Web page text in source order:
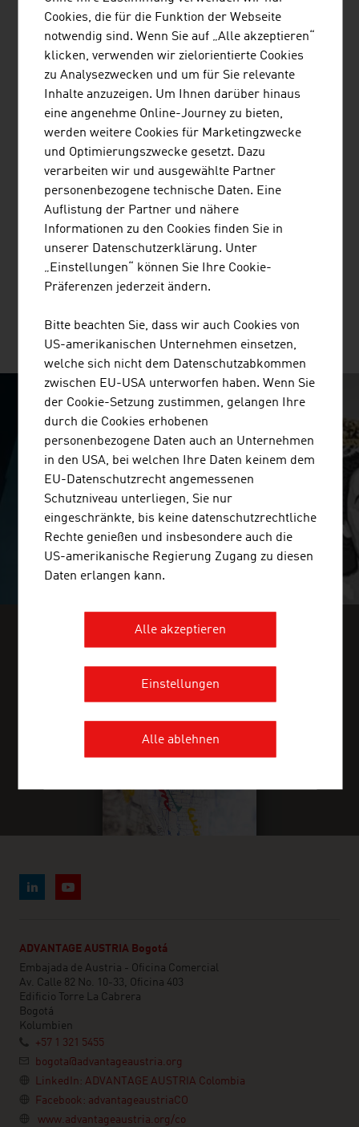
Das Familienunternehmen wurde vor knapp 75 Jahren
gegründet und beschäftigt sich mit dem Bedrucken und
der Konfektion von technischen Textilien.
BUSINESS UPPER AUSTRIA - OÖ
WIRTSCHAFTSAGENTUR GMBH
Business Upper Austria ist die Standortagentur des
MEHR UNTERNEHMEN
SURPRISINGLY INGENIOUS
video abspielen
FINDEN SIE BRANCHENINFOS IN
UNSEREM FRESH VIEW MAGAZIN
ADVANTAGE AUSTRIA Bogotá
Embajada de Austria - Oficina Comercial
Av. Calle 82 No. 10-33, Oficina 403
Edificio Torre La Cabrera
Bogotá
Kolumbien
+57 1 321 5455
bogota@advantageaustria.org
LinkedIn: ADVANTAGE AUSTRIA Colombia
Facebook: advantageaustriaCO
www.advantageaustria.org/co
Cookies, die für die Funktion der Webseite
notwendig sind. Wenn Sie auf „Alle akzeptieren“
klicken, verwenden wir zielorientierte Cookies
zu Analysezwecken und um für Sie relevante
Inhalte anzuzeigen. Um Ihnen darüber hinaus
eine angenehme Online-Journey zu bieten,
werden weitere Cookies für Marketingzwecke
und Optimierungszwecke gesetzt. Dazu
verarbeiten wir und ausgewählte Partner
personenbezogene technische Daten. Eine
Auflistung der Partner und nähere
Informationen zu den Cookies finden Sie in
unserer Datenschutzerklärung. Unter
„Einstellungen“ können Sie Ihre Cookie-
Präferenzen jederzeit ändern.
Bitte beachten Sie, dass wir auch Cookies von
US-amerikanischen Unternehmen einsetzen,
welche sich nicht dem Datenschutzabkommen
zwischen EU-USA unterworfen haben. Wenn Sie
der Cookie-Setzung zustimmen, gelangen Ihre
durch die Cookies erhobenen
personenbezogene Daten auch an Unternehmen
in den USA, bei welchen Ihre Daten keinem dem
EU-Datenschutzrecht angemessenen
Schutzniveau unterliegen, Sie nur
eingeschränkte, bis keine datenschutzrechtliche
Rechte genießen und insbesondere auch die
US-amerikanische Regierung Zugang zu diesen
Daten erlangen kann.
Alle akzeptieren
Einstellungen
Alle ablehnen